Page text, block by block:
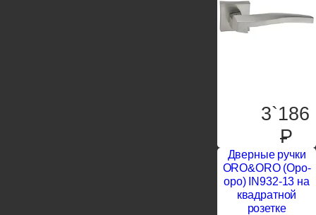
3`186
P
Дверные ручки
ORO&ORO (Оро-
оро) IN932-13 на
квадратной
розетке